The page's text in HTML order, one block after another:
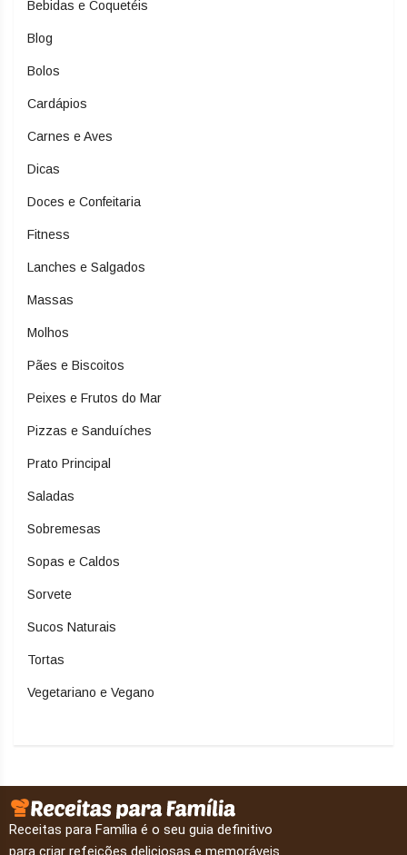
Bebidas e Coquetéis
Blog
Bolos
Cardápios
Carnes e Aves
Dicas
Doces e Confeitaria
Fitness
Lanches e Salgados
Massas
Molhos
Pães e Biscoitos
Peixes e Frutos do Mar
Pizzas e Sanduíches
Prato Principal
Saladas
Sobremesas
Sopas e Caldos
Sorvete
Sucos Naturais
Tortas
Vegetariano e Vegano
Receitas para Família é o seu guia definitivo
para criar refeições deliciosas e memoráveis